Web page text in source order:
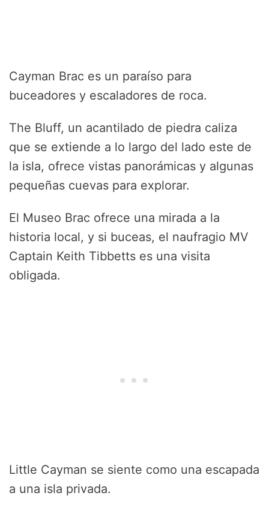
Cayman Brac es un paraíso para
buceadores y escaladores de roca.
The Bluff, un acantilado de piedra caliza
que se extiende a lo largo del lado este de
la isla, ofrece vistas panorámicas y algunas
pequeñas cuevas para explorar.
El Museo Brac ofrece una mirada a la
historia local, y si buceas, el naufragio MV
Captain Keith Tibbetts es una visita
obligada.
Little Cayman se siente como una escapada
a una isla privada.